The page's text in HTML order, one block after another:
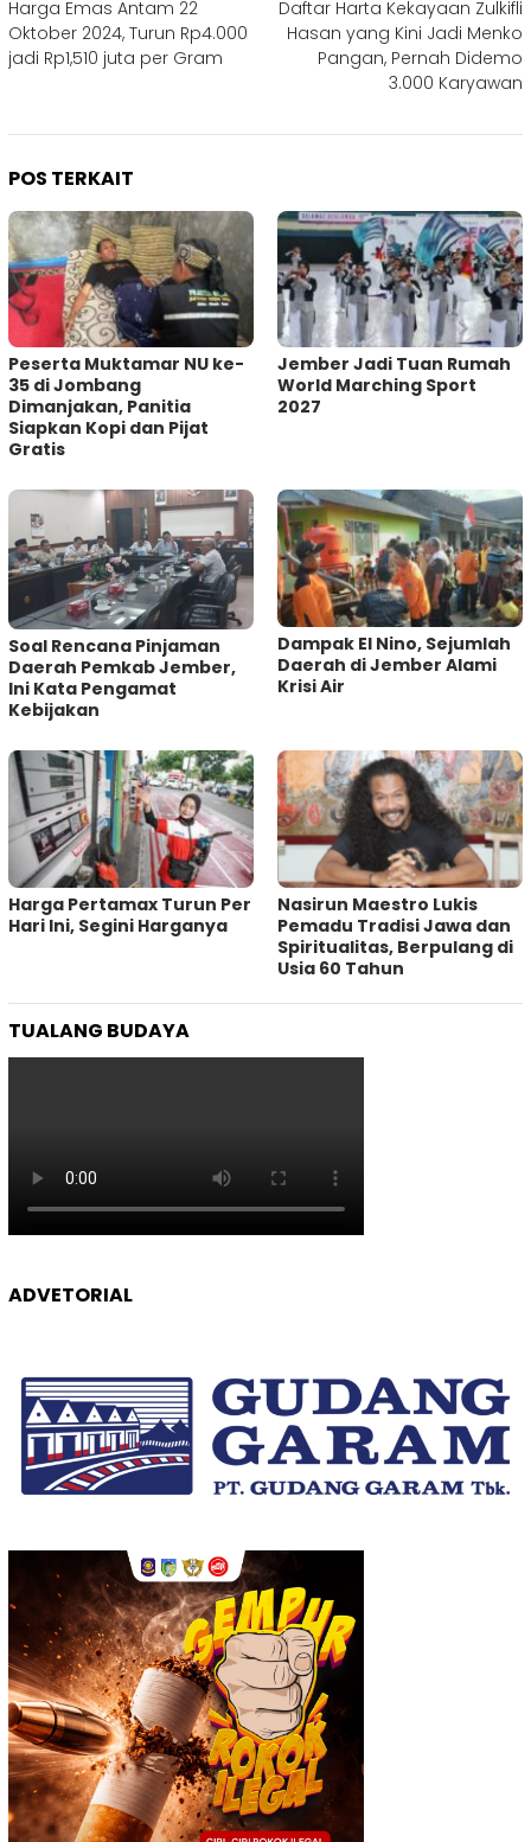
pos
Harga Emas Antam 22
Oktober 2024, Turun Rp4.000
jadi Rp1,510 juta per Gram
Daftar Harta Kekayaan Zulkifli
Hasan yang Kini Jadi Menko
Pangan, Pernah Didemo
3.000 Karyawan
POS TERKAIT
Peserta Muktamar NU ke-
35 di Jombang
Dimanjakan, Panitia
Siapkan Kopi dan Pijat
Gratis
Jember Jadi Tuan Rumah
World Marching Sport
2027
‎Soal Rencana Pinjaman
Daerah Pemkab Jember,
Ini Kata Pengamat
Kebijakan ‎
Dampak El Nino, Sejumlah
Daerah di Jember Alami
Krisi Air
Harga Pertamax Turun Per
Hari Ini, Segini Harganya
‎Nasirun Maestro Lukis
Pemadu Tradisi Jawa dan
Spiritualitas, Berpulang di
Usia 60 Tahun
TUALANG BUDAYA
ADVETORIAL